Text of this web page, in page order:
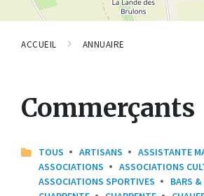
ACCUEIL ANNUAIRE
Commerçants
TOUS ARTISANS
ASSISTANTE
ASSOCIATIONS
ASSOCIATIONS
ASSOCIATIONS SPORTIVES
BARS